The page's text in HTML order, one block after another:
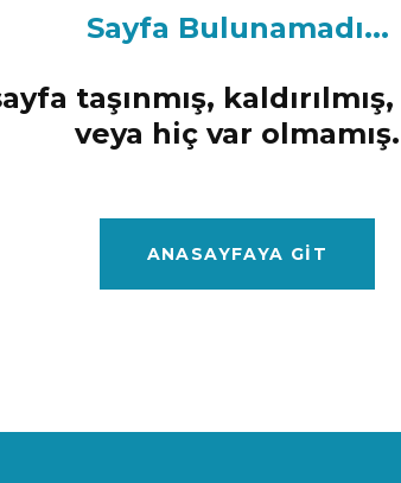
Sayfa Bulunamadı...
taşınmış,
veya hiç var olmamış.
ANASAYFAYA GIT